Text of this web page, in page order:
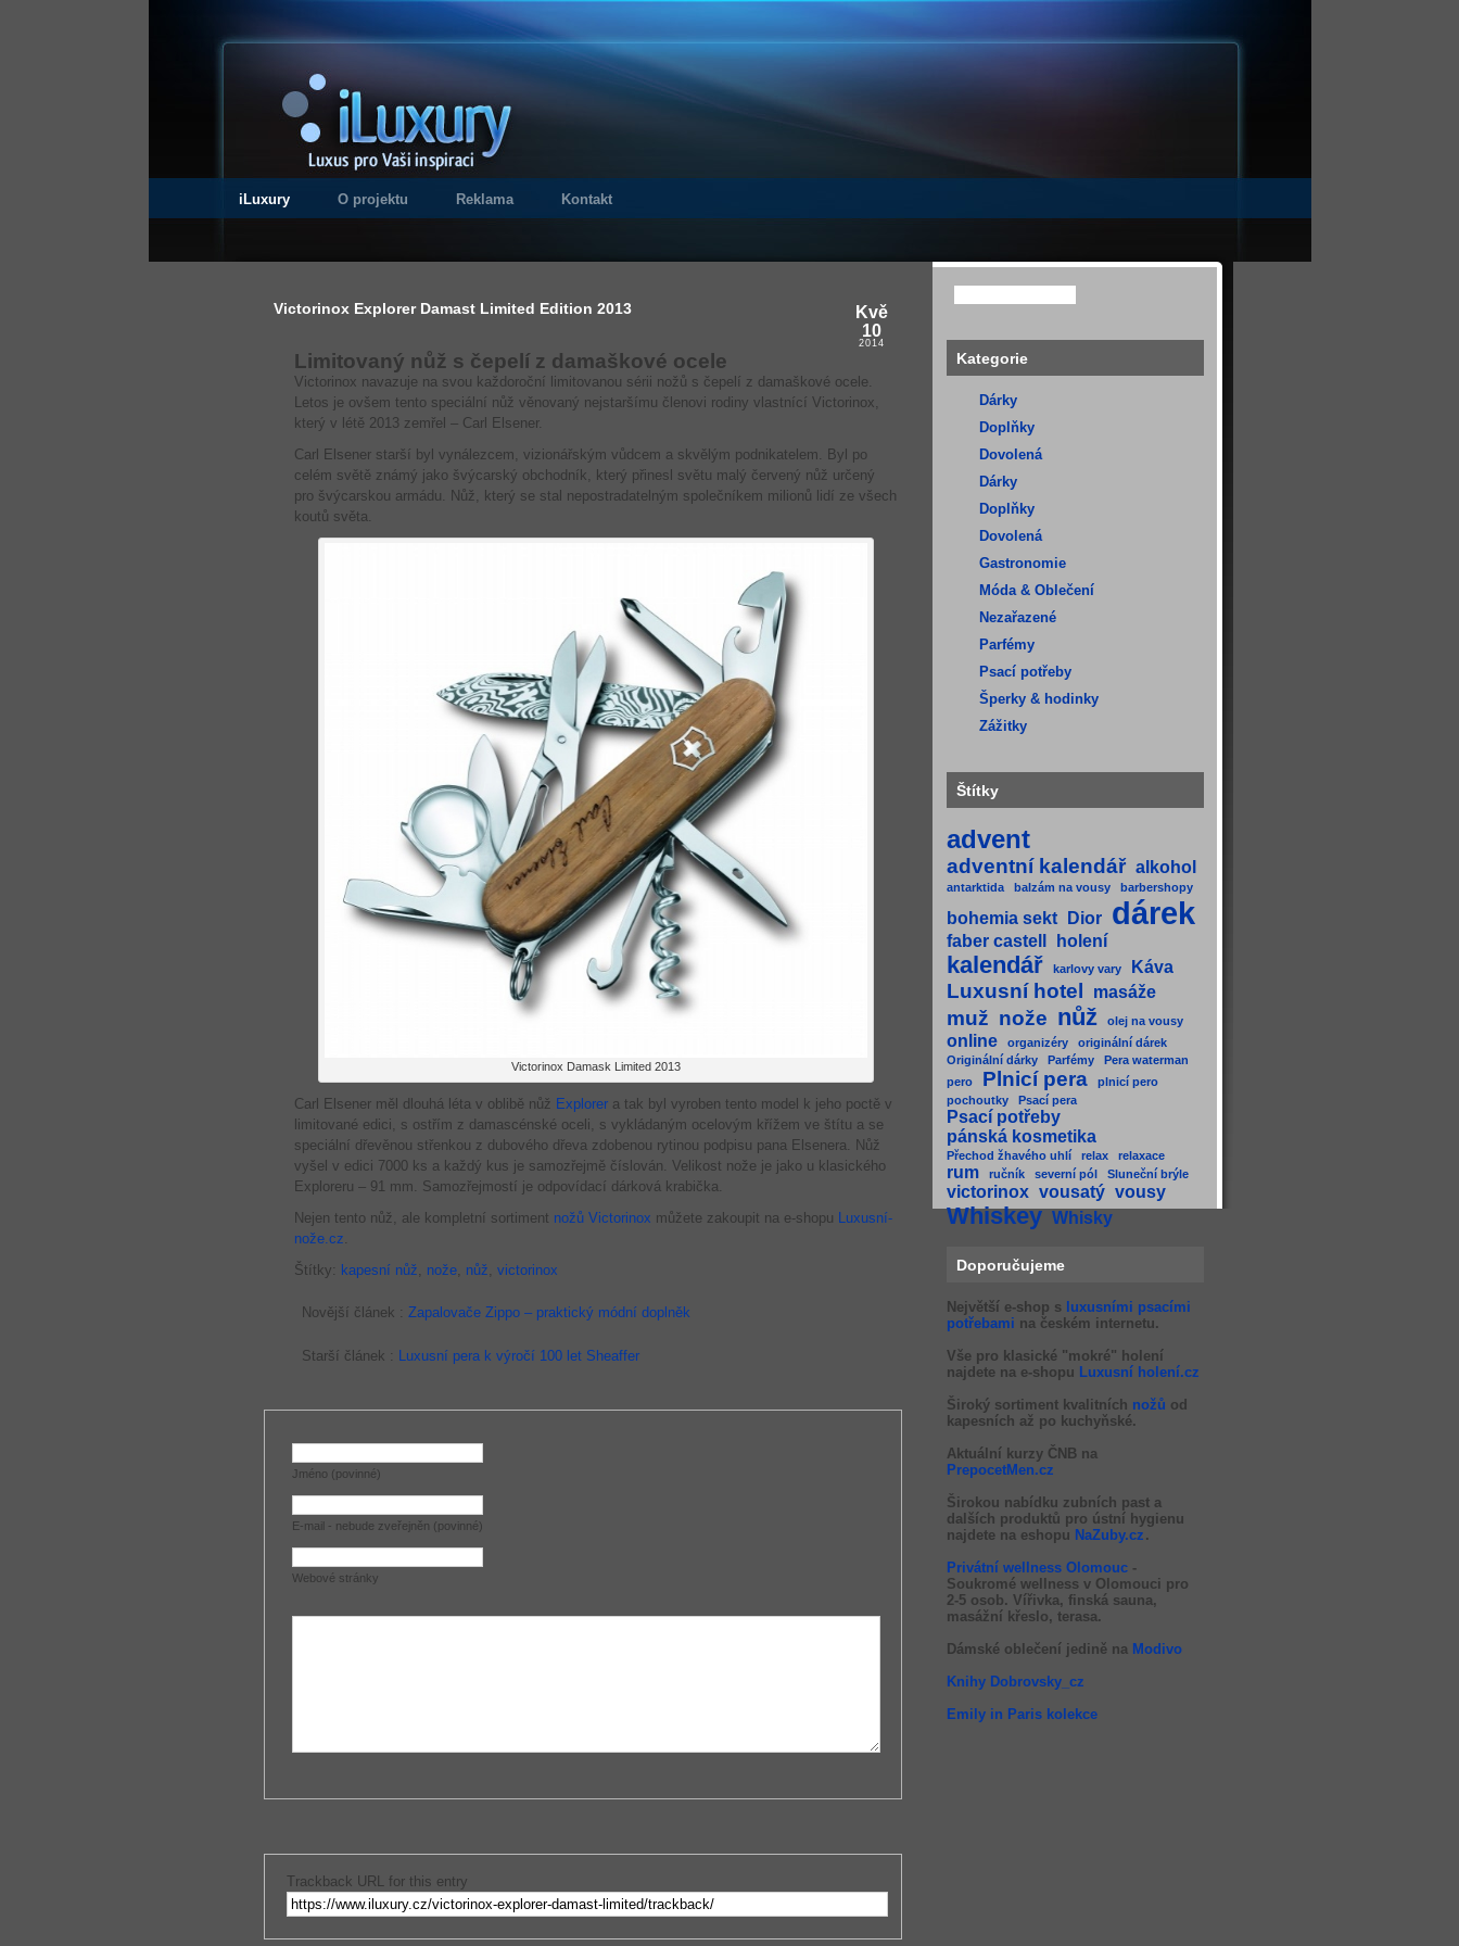
iLuxury O projektu Reklama Kontakt
Victorinox Explorer Damast Limited Edition 2013
Kvě
10
2014
Limitovaný nůž s čepelí z damaškové ocele
Victorinox navazuje na svou každoroční limitovanou sérii nožů s čepelí z damaškové ocele.
Letos je ovšem tento speciální nůž věnovaný nejstaršímu členovi rodiny vlastnící Victorinox,
který v létě 2013 zemřel – Carl Elsener.
Carl Elsener starší byl vynálezcem, vizionářským vůdcem a skvělým podnikatelem. Byl po
celém světě známý jako švýcarský obchodník, který přinesl světu malý červený nůž určený
pro švýcarskou armádu. Nůž, který se stal nepostradatelným společníkem milionů lidí ze všech
koutů světa.
Victorinox Damask Limited 2013
Carl Elsener měl dlouhá léta v oblibě nůž Explorer a tak byl vyroben tento model k jeho poctě v
limitované edici, s ostřím z damascénské oceli, s vykládaným ocelovým křížem ve štítu a se
speciální dřevěnou střenkou z dubového dřeva zdobenou rytinou podpisu pana Elsenera. Nůž
vyšel v edici 7000 ks a každý kus je samozřejmě číslován. Velikost nože je jako u klasického
Exploreru – 91 mm. Samozřejmostí je odpovídací dárková krabička.
Nejen tento nůž, ale kompletní sortiment nožů Victorinox můžete zakoupit na e-shopu Luxusní-
nože.cz.
Štítky: kapesní nůž, nože, nůž, victorinox
Novější článek : Zapalovače Zippo – praktický módní doplněk
Starší článek : Luxusní pera k výročí 100 let Sheaffer
Jméno (povinné)
E-mail - nebude zveřejněn (povinné)
Webové stránky
Trackback URL for this entry
Kategorie
Dárky
Doplňky
Dovolená
Dárky
Doplňky
Dovolená
Gastronomie
Móda & Oblečení
Nezařazené
Parfémy
Psací potřeby
Šperky & hodinky
Zážitky
Štítky
advent
adventní kalendář alkohol
antarktida balzám na vousy barbershopy
bohemia sekt Dior dárek
faber castell holení
kalendář karlovy vary Káva
Luxusní hotel masáže
muž nože nůž olej na vousy
online organizéry
originální dárek
Originální dárky
Parfémy
Pera waterman
pero
Plnicí pera
plnicí pero
pochoutky
Psací pera
Psací potřeby
pánská kosmetika
Přechod žhavého uhlí relax relaxace
rum ručník severní pól Sluneční brýle
victorinox vousatý vousy
Whiskey Whisky
Doporučujeme
Největší e-shop s
luxusními psacími
potřebami na českém internetu.
Vše pro klasické "mokré" holení
najdete na e-shopu Luxusní holení.cz
Široký sortiment kvalitních nožů od
kapesních až po kuchyňské.
Aktuální kurzy ČNB na
PrepocetMen.cz
Širokou nabídku zubních past a
dalších produktů pro ústní hygienu
najdete na eshopu NaZuby.cz .
Privátní wellness Olomouc -
Soukromé wellness v Olomouci pro
2-5 osob. Vířivka, finská sauna,
masážní křeslo, terasa.
Dámské oblečení jedině na Modivo
Knihy Dobrovsky_cz
Emily in Paris kolekce